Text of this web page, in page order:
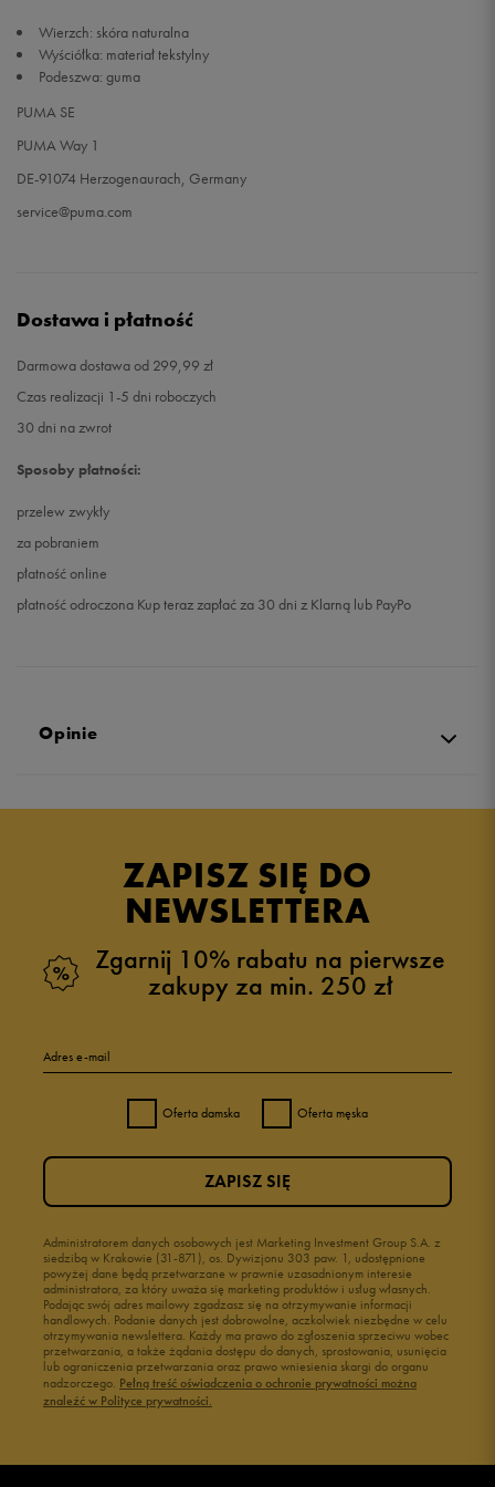
45 29,5 cm
46
Wierzch: skóra naturalna
Wyściółka: materiał tekstylny
Podeszwa: guma
PUMA SE
PUMA Way 1
DE-91074 Herzogenaurach, Germany
service@puma.com
Dostawa i płatność
Darmowa dostawa od 299,99 zł
Czas realizacji 1-5 dni roboczych
30 dni na zwrot
Sposoby płatności:
przelew zwykły
za pobraniem
płatność online
płatność odroczona Kup teraz zapłać za 30 dni z Klarną lub PayPo
Opinie
ZAPISZ SIĘ DO
NEWSLETTERA
Zgarnij 10% rabatu na pierwsze
zakupy za min. 250 zł
Adres e-mail
Oferta damska Oferta męska
Administratorem danych osobowych jest Marketing Investment Group S.A. z
siedzibą w Krakowie (31-871), os. Dywizjonu 303 paw. 1, udostępnione
powyżej dane będą przetwarzane w prawnie uzasadnionym interesie
administratora, za który uważa się marketing produktów i usług własnych.
Podając swój adres mailowy zgadzasz się na otrzymywanie informacji
handlowych. Podanie danych jest dobrowolne, aczkolwiek niezbędne w celu
otrzymywania newslettera. Każdy ma prawo do zgłoszenia sprzeciwu wobec
przetwarzania, a także żądania dostępu do danych, sprostowania, usunięcia
lub ograniczenia przetwarzania oraz prawo wniesienia skargi do organu
nadzorczego. Pełną treść oświadczenia o ochronie prywatności można
znaleźć w Polityce prywatności.
ZAPISZ SIĘ